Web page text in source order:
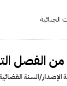
الجنائية
من الفصل
الإصدار/السنة